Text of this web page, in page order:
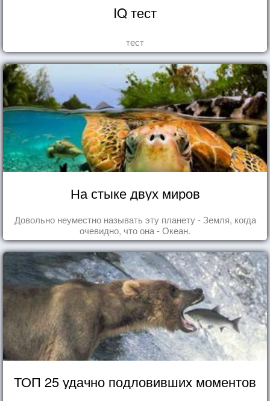
IQ тест
тест
На стыке двух миров
Довольно неуместно называть эту планету - Земля, когда
очевидно, что она - Океан.
ТОП 25 удачно подловивших моментов